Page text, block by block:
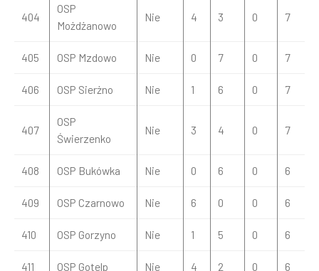
404
OSP
Możdżanowo
Nie 4 3 0 7
405 OSP Mzdowo Nie 0 7 0 7
406 OSP Sierżno Nie 1 6 0 7
407
OSP
Świerzenko
Nie 3 4 0 7
408 OSP Bukówka Nie 0 6 0 6
409 OSP Czarnowo Nie 6 0 0 6
410 OSP Gorzyno Nie 1 5 0 6
411 OSP Gotelp Nie 4 2 0 6